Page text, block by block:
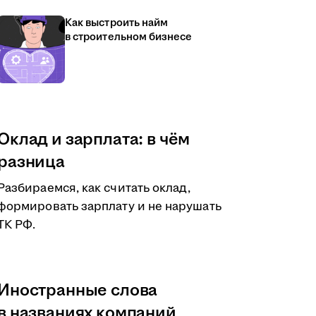
Как выстроить найм
в строительном бизнесе
и зарплата: в чём
как считать оклад,
зарплату и не нарушать
РФ.
слова